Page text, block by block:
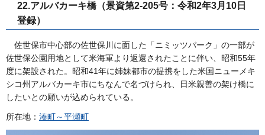
22.アルバカーキ橋（景資第2-205号：令和2年3月10日
登録）
佐世保市中心部の佐世保川に面した「ニミッツパーク」の一部が
佐世保公園用地として米海軍より返還されたことに伴い、昭和55年
度に架設された。昭和41年に姉妹都市の提携をした米国ニューメキ
シコ州アルバカーキ市にちなんで名づけられ、日米親善の架け橋に
したいとの願いが込められている。
所在地： 湊町～平瀬町